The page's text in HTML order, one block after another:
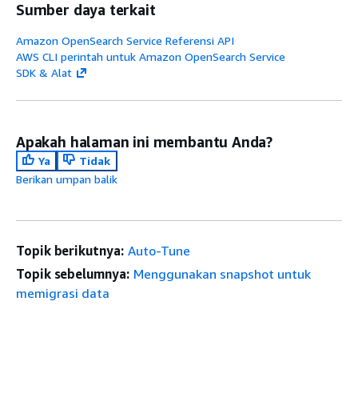
Sumber daya terkait
Amazon OpenSearch Service Referensi API
AWS CLI perintah untuk Amazon OpenSearch Service
SDK & Alat
Apakah halaman ini membantu Anda?
Ya
Tidak
Berikan umpan balik
Topik berikutnya: Auto-Tune
Topik sebelumnya: Menggunakan snapshot untuk
memigrasi data